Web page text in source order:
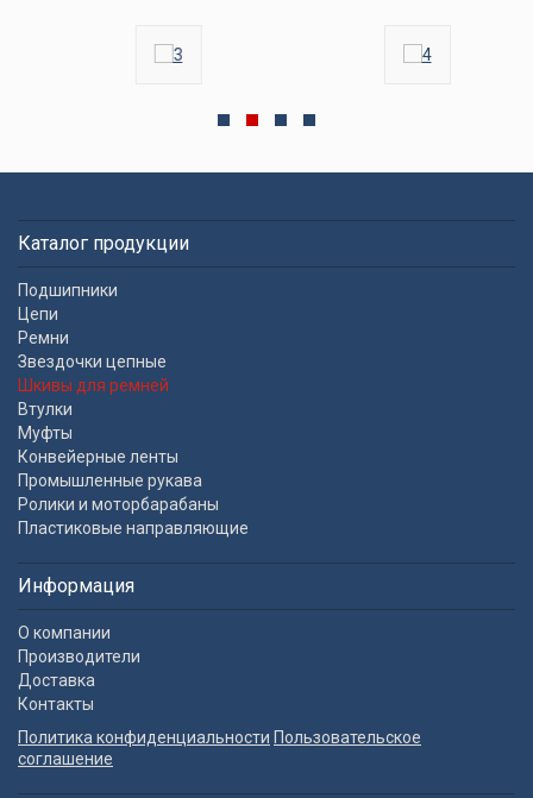
Каталог продукции
Подшипники
Цепи
Ремни
Звездочки цепные
Шкивы для ремней
Втулки
Муфты
Конвейерные ленты
Промышленные рукава
Ролики и моторбарабаны
Пластиковые направляющие
Информация
О компании
Производители
Доставка
Контакты
Политика конфиденциальности Пользовательское
соглашение